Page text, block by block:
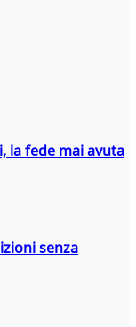
la fede mai avuta
senza